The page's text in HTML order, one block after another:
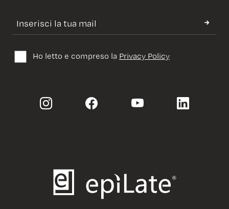
Ho letto e compreso la Privacy Policy